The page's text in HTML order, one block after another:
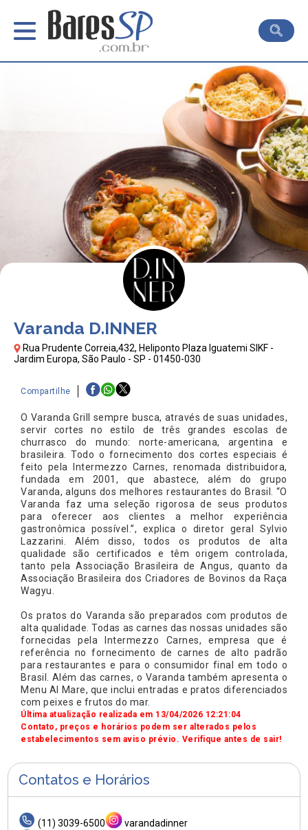
Varanda D.INNER
Rua Prudente Correia,432, Heliponto Plaza Iguatemi SIKF -
Jardim Europa, São Paulo - SP - 01450-030
Compartilhe
O Varanda Grill sempre busca, através de suas unidades,
servir cortes no estilo de três grandes escolas de
churrasco do mundo: norte-americana, argentina e
brasileira. Todo o fornecimento dos cortes especiais é
feito pela Intermezzo Carnes, renomada distribuidora,
fundada em 2001, que abastece, além do grupo
Varanda, alguns dos melhores restaurantes do Brasil. “O
Varanda faz uma seleção rigorosa de seus produtos
para oferecer aos clientes a melhor experiência
gastronômica possível.”, explica o diretor geral Sylvio
Lazzarini. Além disso, todos os produtos de alta
qualidade são certificados e têm origem controlada,
tanto pela Associação Brasileira de Angus, quanto da
Associação Brasileira dos Criadores de Bovinos da Raça
Wagyu.
Os pratos do Varanda são preparados com produtos de
alta qualidade. Todas as carnes das nossas unidades são
fornecidas pela Intermezzo Carnes, empresa que é
referência no fornecimento de carnes de alto padrão
para restaurantes e para o consumidor final em todo o
Brasil. Além das carnes, o Varanda também apresenta o
Menu Al Mare, que inclui entradas e pratos diferenciados
com peixes e frutos do mar.
Última atualização realizada em 13/04/2026 12:21:04
Contato, preços e horários podem ser alterados pelos
estabelecimentos sem aviso prévio. Verifique antes de sair!
Contatos e Horários
(11) 3039-6500
varandadinner